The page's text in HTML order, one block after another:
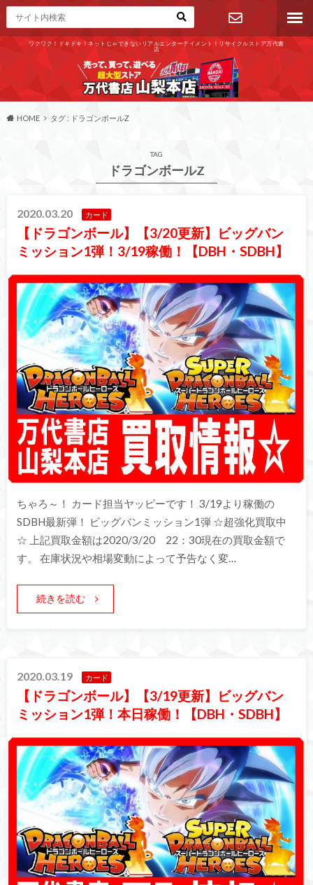
ワクワク！ドキドキ！ネットじゃできないリアルエンターテイメント！リサイクルストア万代書
店
お問い合わ
せ
HOME タグ : ドラゴンボールZ
TAG
ドラゴンボールZ
2020.03.20 カード
【ドラゴンボール】【3/20更新】ビッグバン
ミッション1弾！3/19稼働！【DBH・SDBH】
ちゃろ～！ カード担当ヤッピーです！ 3/19より稼働の
SDBH最新弾！ ビッグバンミッション1弾 ☆超強化買取中
☆ 上記買取金額は2020/3/20 22：30現在の買取金額で
す。 在庫状況や相場変動によって予告なく変…
続きを読む
2020.03.19 カード
【ドラゴンボール】【3/19更新】ビッグバン
ミッション1弾！本日稼働！【DBH・SDBH】